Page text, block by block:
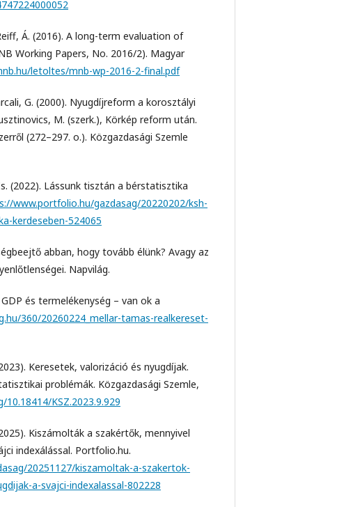
Á. (2016). A long-term evaluation of
Working Papers, No. 2016/2). Magyar
letoltes/mnb-wp-2016-2-final.pdf
G. (2000). Nyugdíjreform a korosztályi
M. (szerk.), Körkép reform után.
(272–297. o.). Közgazdasági Szemle
(2022). Lássunk tisztán a bérstatisztika
www.portfolio.hu/gazdasag/20220202/ksh-
kerdeseben-524065
abban, hogy tovább élünk? Avagy az
Napvilág.
és termelékenység – van ok a
360/20260224_mellar-tamas-realkereset-
Keresetek, valorizáció és nyugdíjak.
problémák. Közgazdasági Szemle,
KSZ.2023.9.929
Kiszámolták a szakértők, mennyivel
indexálással. Portfolio.hu.
20251127/kiszamoltak-a-szakertok-
a-svajci-indexalassal-802228